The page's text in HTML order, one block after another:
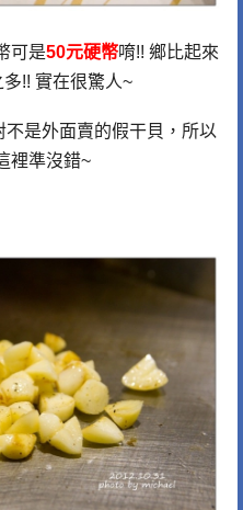
可是50元硬幣唷!! 鄉比起來
!! 實在很驚人~
是外面賣的假干貝，所以
裡準沒錯~